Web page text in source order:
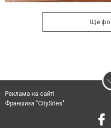
Ще
Реклама на сайті
Франшиза "CitySites"